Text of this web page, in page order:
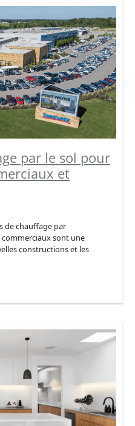
par le sol pour
et
de chauffage par
sont une
constructions et les